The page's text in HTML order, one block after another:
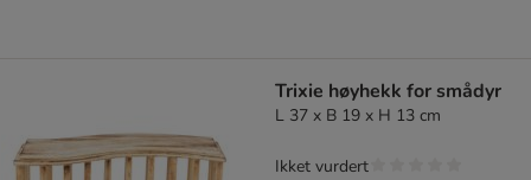
Trixie høyhekk for smådyr
L 37 x B 19 x H 13 cm
Ikket vurdert